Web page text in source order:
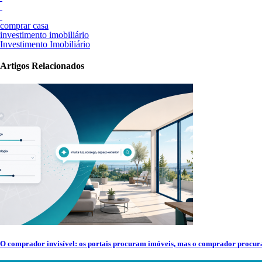
comprar casa
investimento imobiliário
Investimento Imobiliário
Artigos Relacionados
O comprador invisível: os portais procuram imóveis, mas o comprador